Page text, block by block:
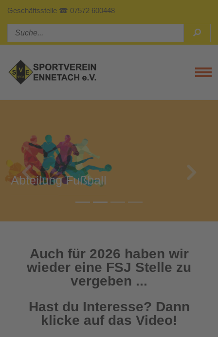
Geschäftsstelle ☎ 07572 600448
Abteilung Turnen
Previous
Auch für 2026 haben wir
wieder eine FSJ Stelle zu
vergeben ...
Hast du Interesse? Dann
klicke auf das Video!